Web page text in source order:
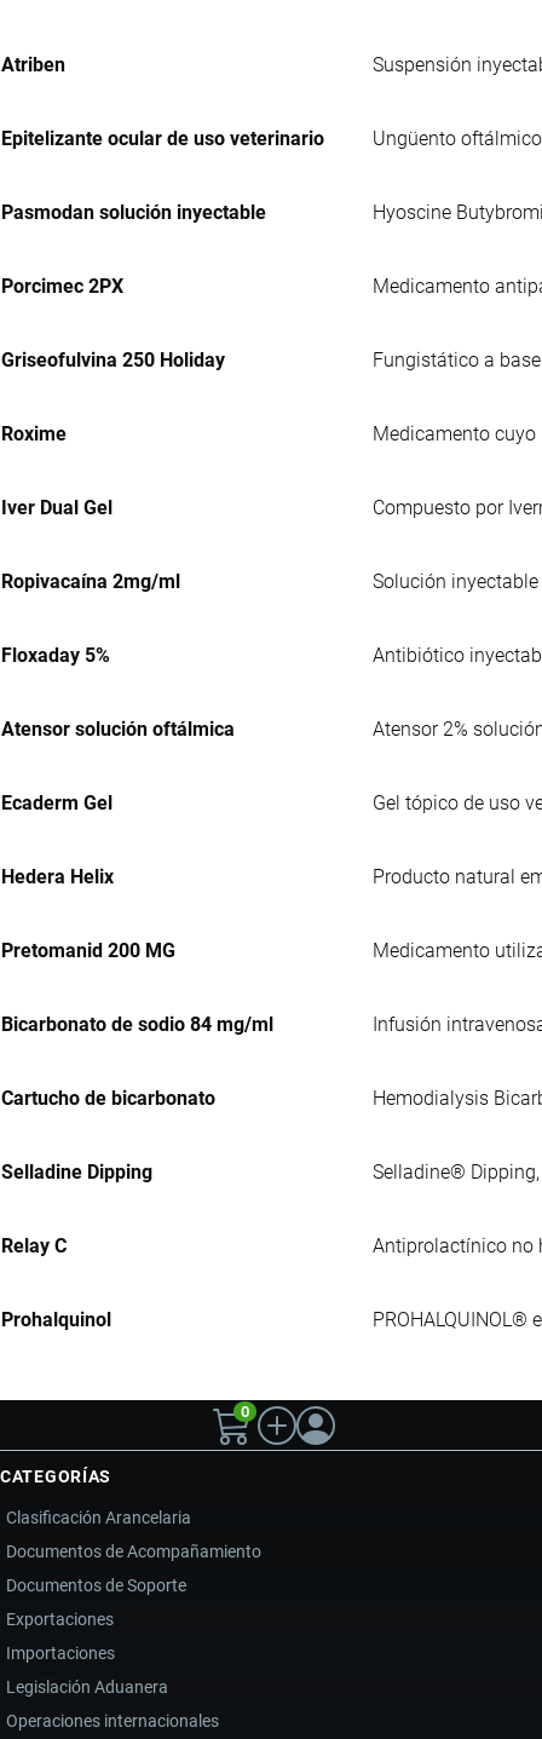
Atriben Suspensión
Epitelizante ocular de uso veterinario Ungüento
Pasmodan solución inyectable Hyoscine
Porcimec 2PX Medicamento
Griseofulvina 250 Holiday Fungistático a
Roxime Medicamento
Iver Dual Gel Compuesto por
Ropivacaína 2mg/ml Solución
Floxaday 5% Antibiótico
Atensor solución oftálmica Atensor 2%
Ecaderm Gel Gel tópico de uso
Hedera Helix Producto natural
Pretomanid 200 MG Medicamento
Bicarbonato de sodio 84 mg/ml Infusión
Cartucho de bicarbonato Hemodialysis
Selladine Dipping Selladine®
Relay C Antiprolactínico no
Prohalquinol
0
CATEGORÍAS
Clasificación Arancelaria
Documentos de Acompañamiento
Documentos de Soporte
Exportaciones
Importaciones
Legislación Aduanera
Operaciones internacionales